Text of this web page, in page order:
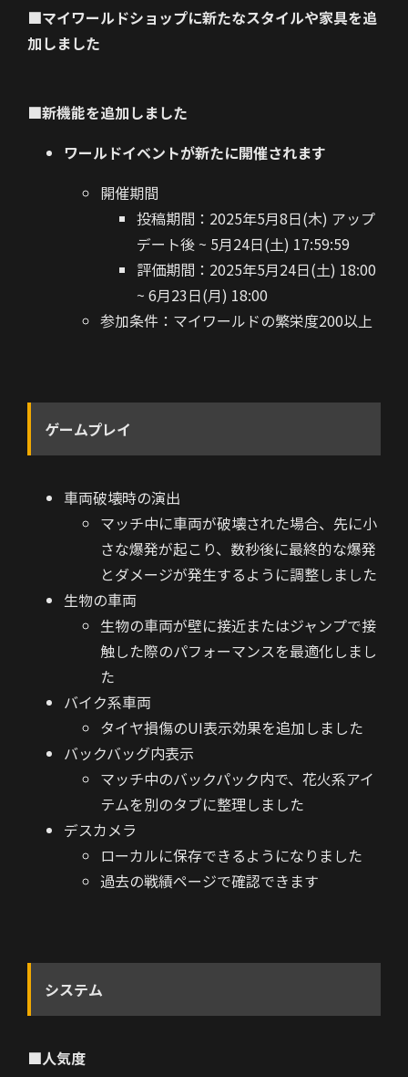
■マイワールドショップに新たなスタイルや家具を追
加しました
■新機能を追加しました
ワールドイベントが新たに開催されます
開催期間
投稿期間：2025年5月8日(木) アップ
デート後 ~ 5月24日(土) 17:59:59
評価期間：2025年5月24日(土) 18:00
~ 6月23日(月) 18:00
参加条件：マイワールドの繁栄度200以上
ゲームプレイ
車両破壊時の演出
マッチ中に車両が破壊された場合、先に小
さな爆発が起こり、数秒後に最終的な爆発
とダメージが発生するように調整しました
生物の車両
生物の車両が壁に接近またはジャンプで接
触した際のパフォーマンスを最適化しまし
た
バイク系車両
タイヤ損傷のUI表示効果を追加しました
バックバッグ内表示
マッチ中のバックパック内で、花火系アイ
テムを別のタブに整理しました
デスカメラ
ローカルに保存できるようになりました
過去の戦績ページで確認できます
システム
■人気度